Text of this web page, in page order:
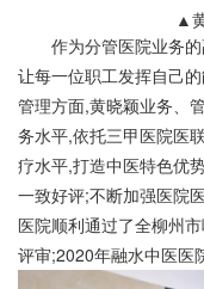
▲
作为分管医院业务
让每一位职工发挥自己
管理方面,黄晓颖业务、
务水平,依托三甲医院医
疗水平,打造中医特色优
一致好评;不断加强医院
医院顺利通过了全柳州
评审;2020年融水中医医